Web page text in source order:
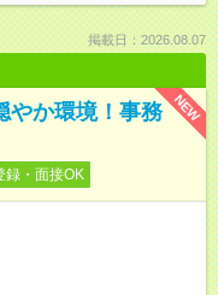
掲載日：2026.08.07
NEW
やか環境！事務
録・面接OK